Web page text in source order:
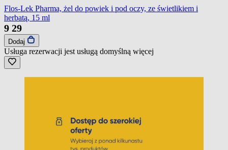
Flos-Lek Pharma, żel do powiek i pod oczy, ze świetlikiem i
herbatą, 15 ml
9 29
Dodaj
Usługa rezerwacji jest usługą domyślną więcej